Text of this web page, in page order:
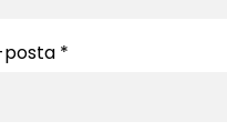
posta *